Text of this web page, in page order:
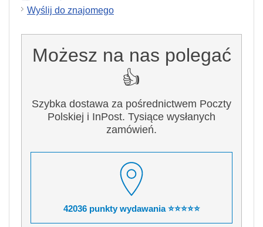
Wyślij do znajomego
Możesz na nas polegać
👍
Szybka dostawa za pośrednictwem Poczty
Polskiej i InPost. Tysiące wysłanych
zamówień.
42036 punkty wydawania ⭐⭐⭐⭐⭐